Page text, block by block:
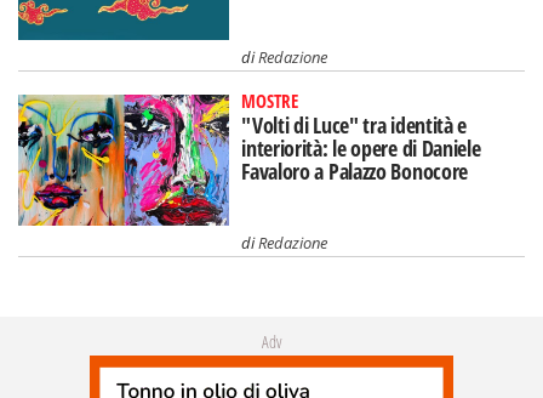
diRedazione
MOSTRE
"Volti di Luce" tra identità e
interiorità: le opere di Daniele
Favaloro a Palazzo Bonocore
diRedazione
Adv